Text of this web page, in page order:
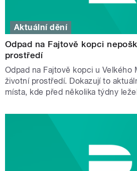
Aktuální dění
Odpad na Fajtově kopci
prostředí
Odpad na Fajtově kopci u Velkého
životní prostředí. Dokazují to
místa, kde před několika týdny